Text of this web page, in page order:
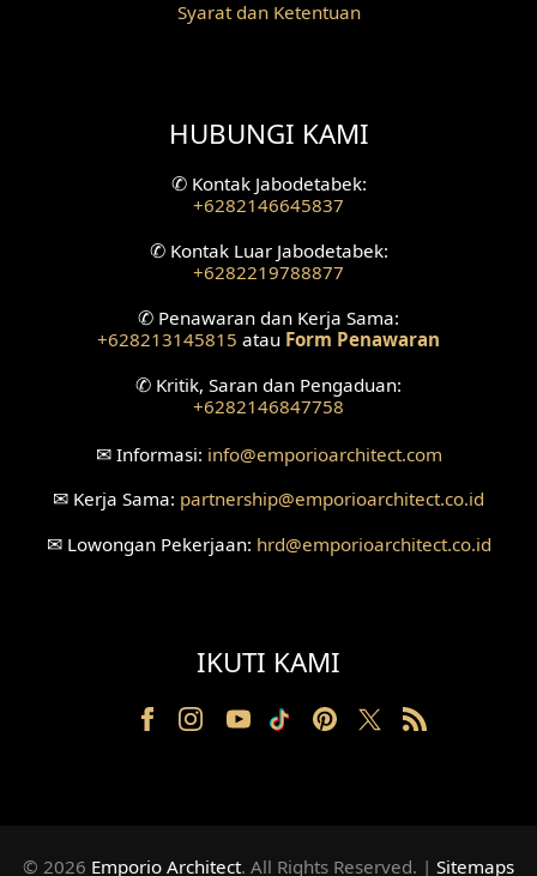
Desain Fasad Depan
Desain Rumah American Style
Desain Interior Villa
Desain Plafon
Desain Ruang Tunggu
Desain Ruang Konsultasi
Desain Ruang Receptionist
Desain Mushola
Desain Teras
Syarat dan Ketentuan
HUBUNGI KAMI
✆Kontak Jabodetabek:
+6282146645837
✆Kontak Luar Jabodetabek:
+6282219788877
✆ Penawaran dan Kerja Sama:
+628213145815 atau Form Penawaran
✆ Kritik, Saran dan Pengaduan:
+6282146847758
✉Informasi: info@emporioarchitect.com
✉ Kerja Sama: partnership@emporioarchitect.co.id
✉Lowongan Pekerjaan: hrd@emporioarchitect.co.id
IKUTI KAMI
© 2026 Emporio Architect. All Rights Reserved. | Sitemaps